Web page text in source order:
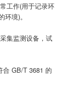
工作(用于记录环
境)。
集监测设备，试
合 GB/T 3681 的